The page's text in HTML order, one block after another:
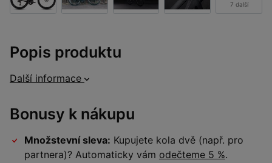
7 další
Popis produktu
Další informace
Bonusy k nákupu
Množstevní sleva: Kupujete kola dvě (např. pro
partnera)? Automaticky vám odečteme 5 %.